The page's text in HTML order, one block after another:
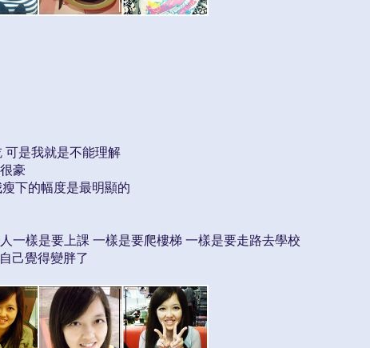
可是我就是不能理解
豪
下的幅度是最明顯的
一樣是要上課 一樣是要爬樓梯 一樣是要走路去學校
己覺得變胖了